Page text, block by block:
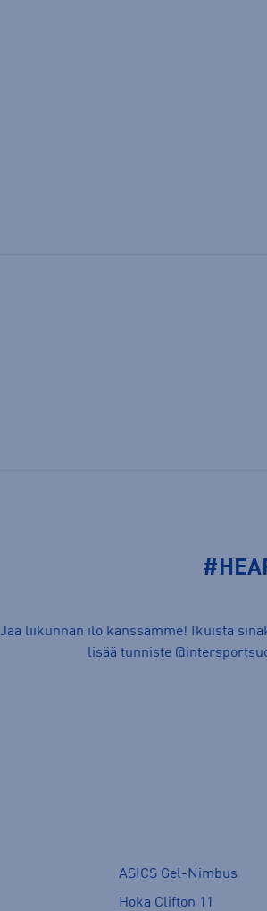
Jaa liikunnan ilo kanssamme! Ikuista
lisää tunniste
ASICS Gel-Nimbus
Hoka Clifton 11